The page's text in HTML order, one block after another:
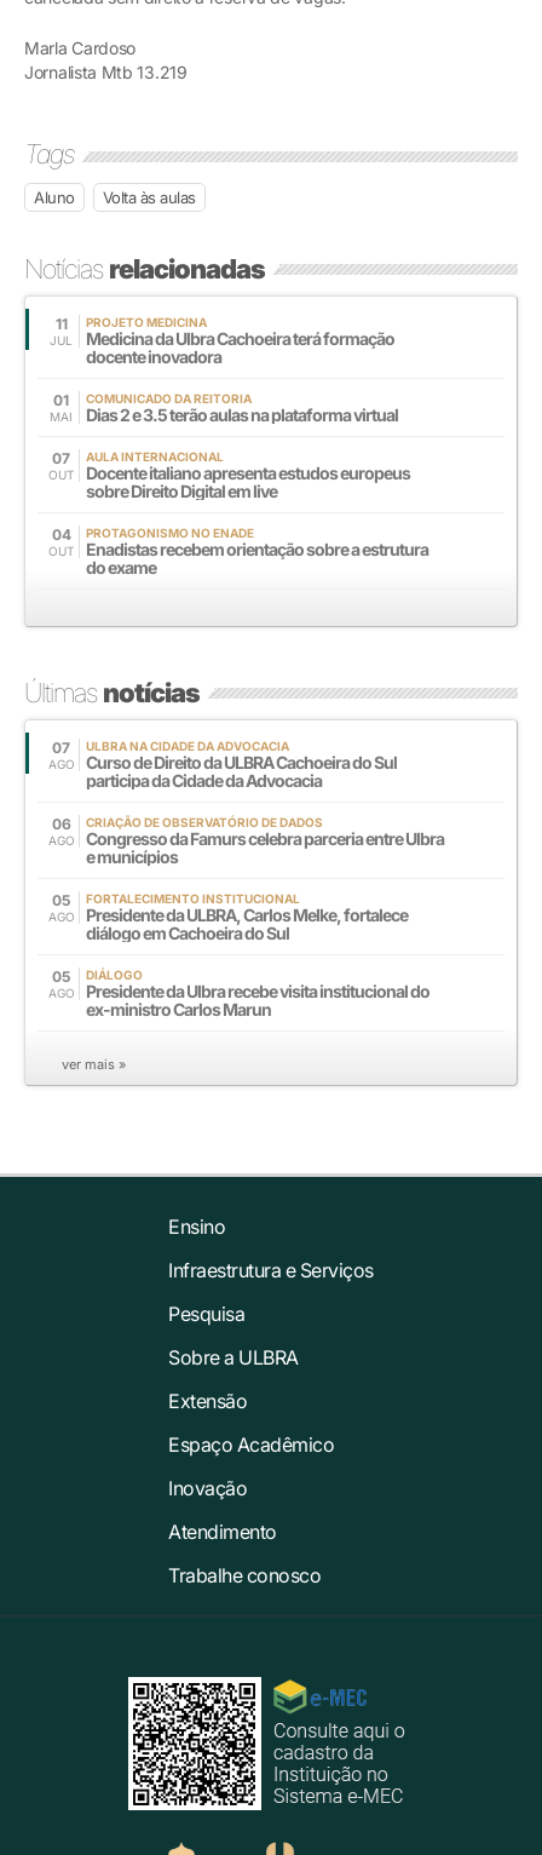
Marla Cardoso
Jornalista Mtb 13.219
Tags
Aluno Volta às aulas
Notíciasrelacionadas
11
JUL
PROJETO MEDICINA
Medicina da Ulbra Cachoeira terá formação
docente inovadora
01
MAI
COMUNICADO DA REITORIA
Dias 2 e 3.5 terão aulas na plataforma virtual
07
OUT
AULA INTERNACIONAL
Docente italiano apresenta estudos europeus
sobre Direito Digital em live
04
OUT
PROTAGONISMO NO ENADE
Enadistas recebem orientação sobre a estrutura
do exame
Últimasnotícias
07
AGO
ULBRA NA CIDADE DA ADVOCACIA
Curso de Direito da ULBRA Cachoeira do Sul
participa da Cidade da Advocacia
06
AGO
CRIAÇÃO DE OBSERVATÓRIO DE DADOS
Congresso da Famurs celebra parceria entre Ulbra
e municípios
05
AGO
FORTALECIMENTO INSTITUCIONAL
Presidente da ULBRA, Carlos Melke, fortalece
diálogo em Cachoeira do Sul
05
AGO
DIÁLOGO
Presidente da Ulbra recebe visita institucional do
ex-ministro Carlos Marun
ver mais »
Ensino
Infraestrutura e Serviços
Pesquisa
Sobre a ULBRA
Extensão
Espaço Acadêmico
Inovação
Atendimento
Trabalhe conosco